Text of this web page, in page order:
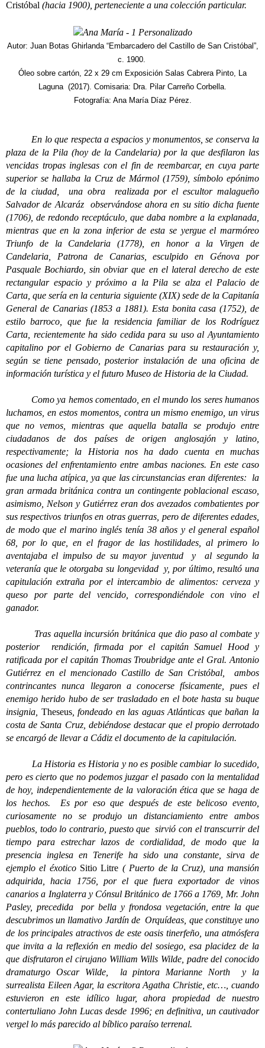
Cristóbal (hacia 1900), perteneciente a una colección particular.
Autor: Juan Botas Ghirlanda “Embarcadero del Castillo de San Cristóbal”,
c. 1900.
Óleo sobre cartón, 22 x 29 cm Exposición Salas Cabrera Pinto, La
Laguna (2017). Comisaria: Dra. Pilar Carreño Corbella.
Fotografía: Ana María Díaz Pérez.
En lo que respecta a espacios y monumentos, se conserva la
plaza de la Pila (hoy de la Candelaria) por la que desfilaron las
vencidas tropas inglesas con el fin de reembarcar, en cuya parte
superior se hallaba la Cruz de Mármol (1759), símbolo epónimo
de la ciudad, una obra realizada por el escultor malagueño
Salvador de Alcaráz observándose ahora en su sitio dicha fuente
(1706), de redondo receptáculo, que daba nombre a la explanada,
mientras que en la zona inferior de esta se yergue el marmóreo
Triunfo de la Candelaria (1778), en honor a la Virgen de
Candelaria, Patrona de Canarias, esculpido en Génova por
Pasquale Bochiardo, sin obviar que en el lateral derecho de este
rectangular espacio y próximo a la Pila se alza el Palacio de
Carta, que sería en la centuria siguiente (XIX) sede de la Capitanía
General de Canarias (1853 a 1881). Esta bonita casa (1752), de
estilo barroco, que fue la residencia familiar de los Rodríguez
Carta, recientemente ha sido cedida para su uso al Ayuntamiento
capitalino por el Gobierno de Canarias para su restauración y,
según se tiene pensado, posterior instalación de una oficina de
información turística y el futuro Museo de Historia de la Ciudad.
Como ya hemos comentado, en el mundo los seres humanos
luchamos, en estos momentos, contra un mismo enemigo, un virus
que no vemos, mientras que aquella batalla se produjo entre
ciudadanos de dos países de origen anglosajón y latino,
respectivamente; la Historia nos ha dado cuenta en muchas
ocasiones del enfrentamiento entre ambas naciones. En este caso
fue una lucha atípica, ya que las circunstancias eran diferentes: la
gran armada británica contra un contingente poblacional escaso,
asimismo, Nelson y Gutiérrez eran dos avezados combatientes por
sus respectivos triunfos en otras guerras, pero de diferentes edades,
de modo que el marino inglés tenía 38 años y el general español
68, por lo que, en el fragor de las hostilidades, al primero lo
aventajaba el impulso de su mayor juventud y al segundo la
veteranía que le otorgaba su longevidad y, por último, resultó una
capitulación extraña por el intercambio de alimentos: cerveza y
queso por parte del vencido, correspondiéndole con vino el
ganador.
Tras aquella incursión británica que dio paso al combate y
posterior rendición, firmada por el capitán Samuel Hood y
ratificada por el capitán Thomas Troubridge ante el Gral. Antonio
Gutiérrez en el mencionado Castillo de San Cristóbal, ambos
contrincantes nunca llegaron a conocerse físicamente, pues el
enemigo herido hubo de ser trasladado en el bote hasta su buque
insignia, Theseus, fondeado en las aguas Atlánticas que bañan la
costa de Santa Cruz, debiéndose destacar que el propio derrotado
se encargó de llevar a Cádiz el documento de la capitulación.
La Historia es Historia y no es posible cambiar lo sucedido,
pero es cierto que no podemos juzgar el pasado con la mentalidad
de hoy, independientemente de la valoración ética que se haga de
los hechos. Es por eso que después de este belicoso evento,
curiosamente no se produjo un distanciamiento entre ambos
pueblos, todo lo contrario, puesto que sirvió con el transcurrir del
tiempo para estrechar lazos de cordialidad, de modo que la
presencia inglesa en Tenerife ha sido una constante, sirva de
ejemplo el éxotico Sitio Litre ( Puerto de la Cruz), una mansión
adquirida, hacia 1756, por el que fuera exportador de vinos
canarios a Inglaterra y Cónsul Británico de 1766 a 1769, Mr. John
Pasley, precedida por bella y frondosa vegetación, entre la que
descubrimos un llamativo Jardín de Orquídeas, que constituye uno
de los principales atractivos de este oasis tinerfeño, una atmósfera
que invita a la reflexión en medio del sosiego, esa placidez de la
que disfrutaron el cirujano William Wills Wilde, padre del conocido
dramaturgo Oscar Wilde, la pintora Marianne North y la
surrealista Eileen Agar, la escritora Agatha Christie, etc…, cuando
estuvieron en este idílico lugar, ahora propiedad de nuestro
contertuliano John Lucas desde 1996; en definitiva, un cautivador
vergel lo más parecido al bíblico paraíso terrenal.